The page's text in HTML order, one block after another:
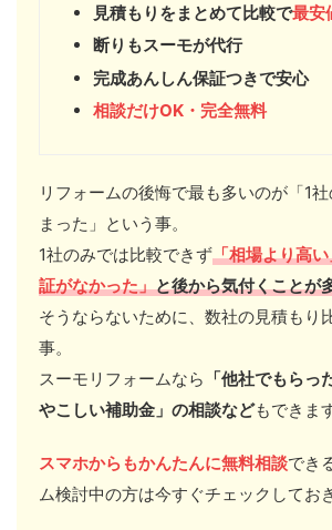
見積もりをまとめて比較で最安
断りもスーモが代行
完成あんしん保証つきで安心
相談だけOK・完全無料
リフォームの後悔で最も多いのが「1
まった」という事。
1社のみでは比較できず「相場より高
証がなかった」と後から気付くことが
そうならないために、数社の見積もり
事。
スーモリフォームなら 「他社でもら
やこしい補助金」の相談などもできま
スマホからもかんたんに無料相談でき
ム検討中の方は今すぐチェックしてお